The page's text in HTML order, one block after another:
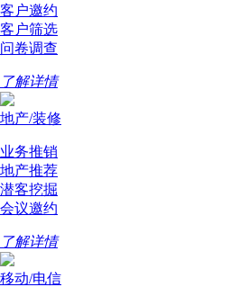
客户邀约
客户筛选
问卷调查
了解详情
地产/装修
业务推销
地产推荐
潜客挖掘
会议邀约
了解详情
移动/电信